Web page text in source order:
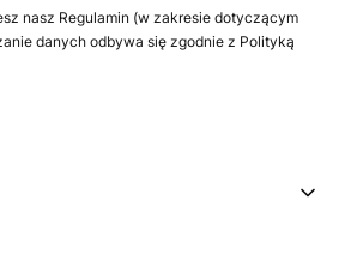
nasz Regulamin (w zakresie dotyczącym
danych odbywa się zgodnie z Polityką